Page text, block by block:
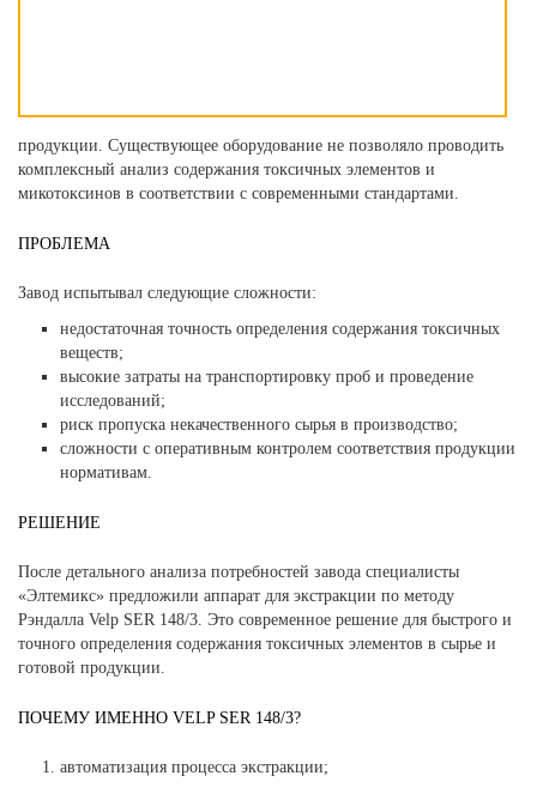
продукции. Существующее оборудование не позволяло проводить
комплексный анализ содержания токсичных элементов и
микотоксинов в соответствии с современными стандартами.
ПРОБЛЕМА
Завод испытывал следующие сложности:
недостаточная точность определения содержания токсичных
веществ;
высокие затраты на транспортировку проб и проведение
исследований;
риск пропуска некачественного сырья в производство;
сложности с оперативным контролем соответствия продукции
нормативам.
РЕШЕНИЕ
После детального анализа потребностей завода специалисты
«Элтемикс» предложили аппарат для экстракции по методу
Рэндалла Velp SER 148/3. Это современное решение для быстрого и
точного определения содержания токсичных элементов в сырье и
готовой продукции.
ПОЧЕМУ ИМЕННО VELP SER 148/3?
автоматизация процесса экстракции;